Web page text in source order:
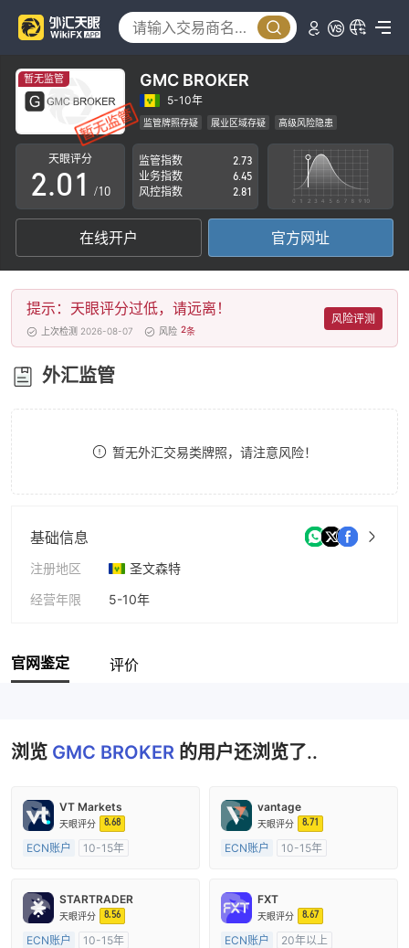
暂无监管 GMC BROKER
5-10年
监管牌照存疑 展业区域存疑 高级风险隐患
天眼评分
0
1
2
3
4
5
6
7
8
.0
1
2
3
4
5
6
0
1
2
3
4
5
6
7
/10
监管指数
2.73
业务指数
6.45
风控指数
2.81
在线开户 官方网址
提示：天眼评分过低，请远离！
上次检测 2026-08-07 风险 2条
风险评测
外汇监管
暂无外汇交易类牌照，请注意风险！
基础信息
注册地区
圣文森特
经营年限
5-10年
官网鉴定 评价
浏览 GMC BROKER 的用户还浏览了..
VT Markets
天眼评分 8.68
ECN账户
10-15年
主标MT4
vantage
天眼评分 8.71
ECN账户
10-15年
主标MT4
STARTRADER
天眼评分 8.56
ECN账户
10-15年
FXT
天眼评分 8.67
ECN账户
20年以上